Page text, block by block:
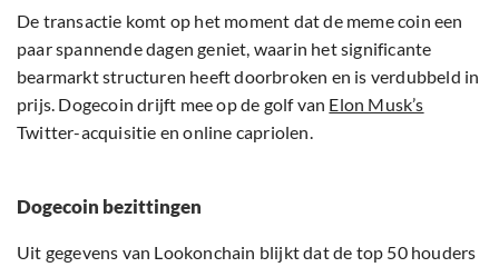
De transactie komt op het moment dat de meme coin een
paar spannende dagen geniet, waarin het significante
bearmarkt structuren heeft doorbroken en is verdubbeld in
prijs. Dogecoin drijft mee op de golf van Elon Musk’s
Twitter-acquisitie en online capriolen.
Dogecoin bezittingen
Uit gegevens van Lookonchain blijkt dat de top 50 houders